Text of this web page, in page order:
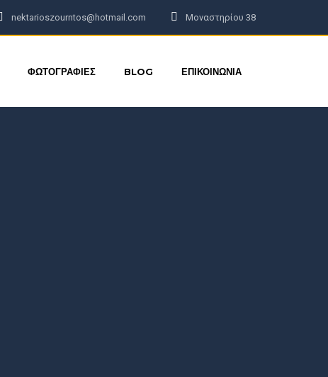
nektarioszourntos@hotmail.com Μοναστηρίου 38
ΦΩΤΟΓΡΑΦΙΕΣ BLOG ΕΠΙΚΟΙΝΩΝΙΑ